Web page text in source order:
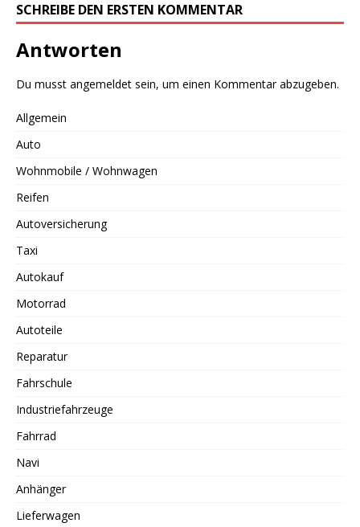
SCHREIBE DEN ERSTEN KOMMENTAR
Antworten
Du musst angemeldet sein, um einen Kommentar abzugeben.
Allgemein
Auto
Wohnmobile / Wohnwagen
Reifen
Autoversicherung
Taxi
Autokauf
Motorrad
Autoteile
Reparatur
Fahrschule
Industriefahrzeuge
Fahrrad
Navi
Anhänger
Lieferwagen